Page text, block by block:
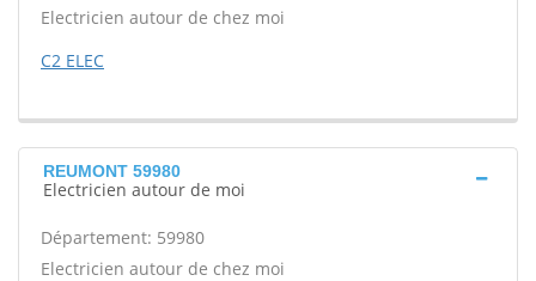
Electricien autour de chez moi
C2 ELEC
REUMONT 59980
Electricien autour de moi
Département: 59980
Electricien autour de chez moi